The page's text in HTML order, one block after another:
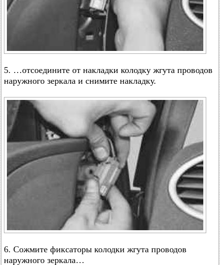
5. …отсоедините от накладки колодку жгута проводов
наружного зеркала и снимите накладку.
6. Сожмите фиксаторы колодки жгута проводов
наружного зеркала…